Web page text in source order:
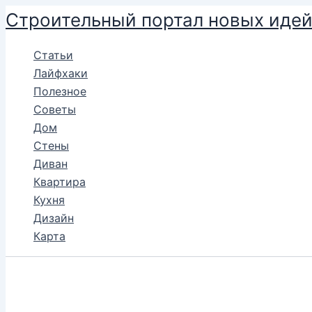
Перейти
к
содержимому
Строительный портал новых идей
Статьи
Лайфхаки
Полезное
Советы
Дом
Стены
Диван
Квартира
Кухня
Дизайн
Карта